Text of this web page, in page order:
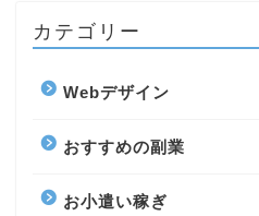
カテゴリー
Webデザイン
おすすめの副業
お小遣い稼ぎ